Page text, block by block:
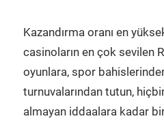
Kazandırma oranı en
casinoların en çok sevilen
oyunlara, spor
turnuvalarından tutun,
almayan iddaalara kadar